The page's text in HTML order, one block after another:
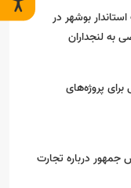
بوشهر در
به لنجداران
برای پروژه‌های
جمهور درباره تجارت